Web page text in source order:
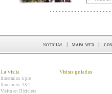
noticias | mapa web |
La visita
Itinerarios a pie
Itinerarios 4X4
Visita en Bicicleta
Visitas guiadas